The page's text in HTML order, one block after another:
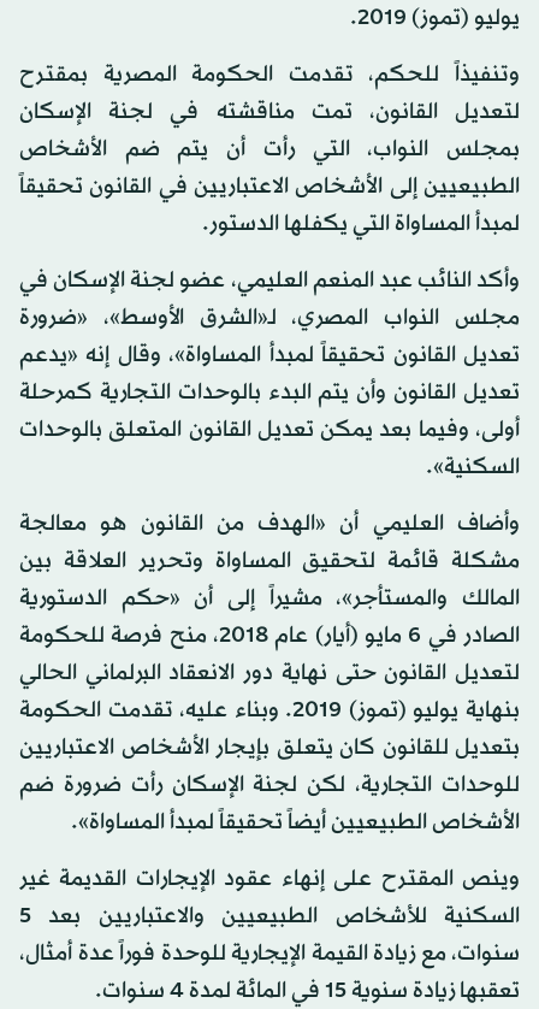
يوليو (تموز) 2019.
وتنفيذاً للحكم، تقدمت الحكومة المصرية بمقترح
لتعديل القانون، تمت مناقشته في لجنة الإسكان
بمجلس النواب، التي رأت أن يتم ضم الأشخاص
الطبيعيين إلى الأشخاص الاعتباريين في القانون تحقيقاً
لمبدأ المساواة التي يكفلها الدستور.
وأكد النائب عبد المنعم العليمي، عضو لجنة الإسكان في
مجلس النواب المصري، لـ«الشرق الأوسط»، «ضرورة
تعديل القانون تحقيقاً لمبدأ المساواة»، وقال إنه «يدعم
تعديل القانون وأن يتم البدء بالوحدات التجارية كمرحلة
أولى، وفيما بعد يمكن تعديل القانون المتعلق بالوحدات
السكنية».
وأضاف العليمي أن «الهدف من القانون هو معالجة
مشكلة قائمة لتحقيق المساواة وتحرير العلاقة بين
المالك والمستأجر»، مشيراً إلى أن «حكم الدستورية
الصادر في 6 مايو (أيار) عام 2018، منح فرصة للحكومة
لتعديل القانون حتى نهاية دور الانعقاد البرلماني الحالي
بنهاية يوليو (تموز) 2019. وبناء عليه، تقدمت الحكومة
بتعديل للقانون كان يتعلق بإيجار الأشخاص الاعتباريين
للوحدات التجارية، لكن لجنة الإسكان رأت ضرورة ضم
الأشخاص الطبيعيين أيضاً تحقيقاً لمبدأ المساواة».
وينص المقترح على إنهاء عقود الإيجارات القديمة غير
السكنية للأشخاص الطبيعيين والاعتباريين بعد 5
سنوات، مع زيادة القيمة الإيجارية للوحدة فوراً عدة أمثال،
تعقبها زيادة سنوية 15 في المائة لمدة 4 سنوات.